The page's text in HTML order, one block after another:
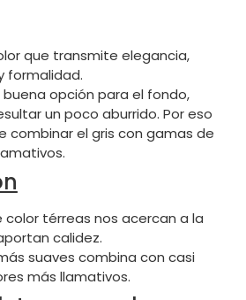
que transmite elegancia,
formalidad.
buena opción para el fondo,
un poco aburrido. Por eso
combinar el gris con gamas de
color térreas nos acercan a la
calidez.
suaves combina con casi
más llamativos.